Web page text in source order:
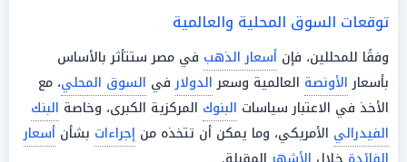
توقعات السوق المحلية والعالمية
وفقًا للمحللين، فإن أسعار الذهب في مصر ستتأثر بالأساس
بأسعارالأونصة العالمية وسعرالدولارفي السوق المحلي، مع
الأخذ في الاعتبار سياسات البنوك المركزية الكبرى، وخاصة البنك
الفيدرالي الأمريكي، وما يمكن أن تتخذه من إجراءات بشأن أسعار